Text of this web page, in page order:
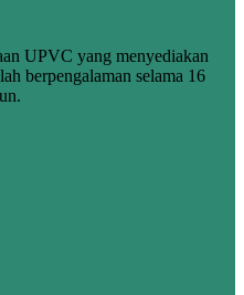
UPVC yang menyediakan
berpengalaman selama 16